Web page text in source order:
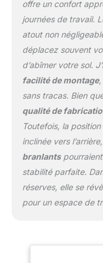
offre un confort
journées de travail.
atout non
déplacez souvent
d’abîmer votre sol.
facilité de montage,
sans tracas. Bien
qualité de
Toutefois, la
inclinée vers
branlantspourraient
stabilité parfaite.
réserves, elle se
pour un espace de